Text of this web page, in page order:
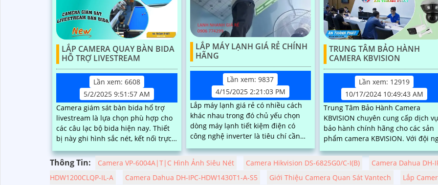
LẮP CAMERA QUAY BÀN BIDA
HỖ TRỢ LIVESTREAM
Lần xem: 6608
5/2/2025 9:51:57 AM
Camera giám sát bàn bida hổ trợ
livestream là lựa chọn phù hợp cho
các câu lạc bộ bida hiện nay. Thiết
bị này ghi hình sắc nét, kết nối trực
tiếp với các nền tảng như Facebook,
Tiktok, YouTube thông qua ứng dụng
LẮP MÁY LẠNH GIÁ RẺ CHÍNH
HÃNG
Lần xem: 9837
4/15/2025 2:21:03 PM
Lắp máy lạnh giá rẻ có nhiều cách
khác nhau trong đó chủ yếu chọn
dòng máy lạnh tiết kiệm điện có
công nghệ inverter là tiêu chí cần
rẻ sửa dụng lâu dai. giá máy lạnh
phụ thuộc nhiều yếu tố công nghệ
thương hiệu công suất và loại máy
TRUNG TÂM BẢO HÀNH
CAMERA KBVISION
Lần xem: 12919
10/17/2024 10:49:43 AM
Trung Tâm Bảo Hành Camera
KBVISION chuyên cung cấp dịch vụ
bảo hành chính hãng cho các sản
phẩm camera KBVISION. Với đội ngũ
kỹ thuật viên giàu kinh nghiệm,
chúng tôi cam kết đem đến sự hài
lòng và sự tin tưởng cao nhất cho
khách hàng
Thông Tin: Camera VP-6004A|T|C Hình Ảnh Siêu Nét Camera Hikvision DS-6825G0/C-I(B) Camera Dahua DH-
HDW1200CLQP-IL-A
Camera Dahua DH-IPC-HDW1430T1-A-S5 Giới Thiệu Camera Quan Sát Vantech Lắp